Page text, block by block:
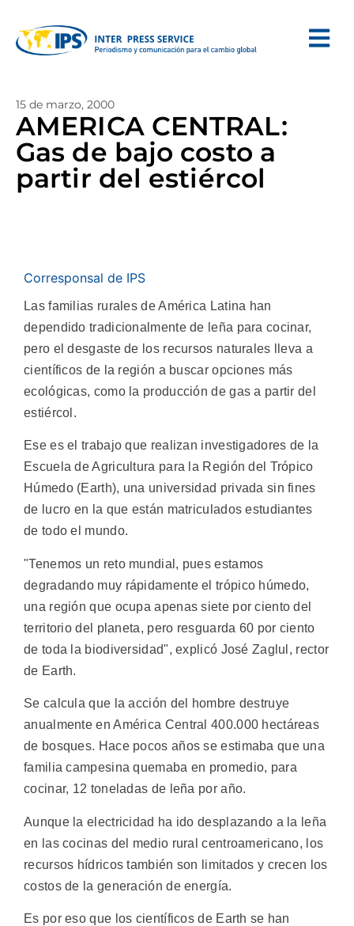
15 de marzo, 2000
AMERICA CENTRAL:
Gas de bajo costo a
partir del estiércol
Corresponsal de IPS
Las familias rurales de América Latina han
dependido tradicionalmente de leña para cocinar,
pero el desgaste de los recursos naturales lleva a
científicos de la región a buscar opciones más
ecológicas, como la producción de gas a partir del
estiércol.
Ese es el trabajo que realizan investigadores de la
Escuela de Agricultura para la Región del Trópico
Húmedo (Earth), una universidad privada sin fines
de lucro en la que están matriculados estudiantes
de todo el mundo.
"Tenemos un reto mundial, pues estamos
degradando muy rápidamente el trópico húmedo,
una región que ocupa apenas siete por ciento del
territorio del planeta, pero resguarda 60 por ciento
de toda la biodiversidad", explicó José Zaglul, rector
de Earth.
Se calcula que la acción del hombre destruye
anualmente en América Central 400.000 hectáreas
de bosques. Hace pocos años se estimaba que una
familia campesina quemaba en promedio, para
cocinar, 12 toneladas de leña por año.
Aunque la electricidad ha ido desplazando a la leña
en las cocinas del medio rural centroamericano, los
recursos hídricos también son limitados y crecen los
costos de la generación de energía.
Es por eso que los científicos de Earth se han